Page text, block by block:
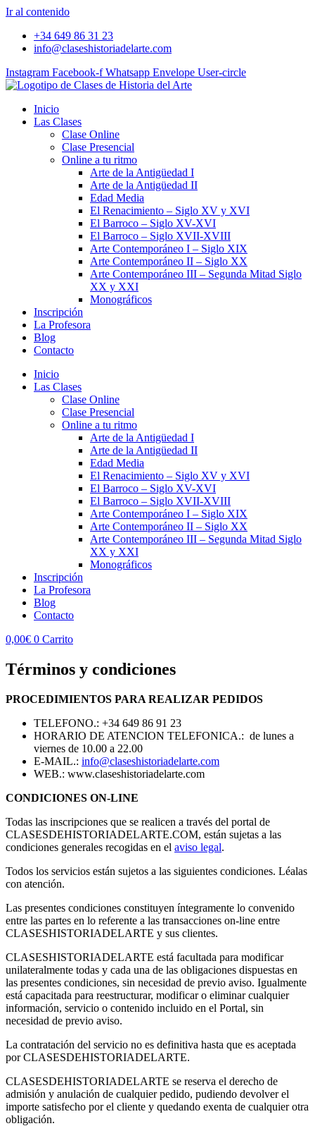
Ir al contenido
+34 649 86 31 23
info@claseshistoriadelarte.com
Instagram Facebook-f Whatsapp Envelope User-circle
Inicio
Las Clases
Clase Online
Clase Presencial
Online a tu ritmo
Arte de la Antigüedad I
Arte de la Antigüedad II
Edad Media
El Renacimiento – Siglo XV y XVI
El Barroco – Siglo XV-XVI
El Barroco – Siglo XVII-XVIII
Arte Contemporáneo I – Siglo XIX
Arte Contemporáneo II – Siglo XX
Arte Contemporáneo III – Segunda Mitad Siglo
XX y XXI
Monográficos
Inscripción
La Profesora
Blog
Contacto
Inicio
Las Clases
Clase Online
Clase Presencial
Online a tu ritmo
Arte de la Antigüedad I
Arte de la Antigüedad II
Edad Media
El Renacimiento – Siglo XV y XVI
El Barroco – Siglo XV-XVI
El Barroco – Siglo XVII-XVIII
Arte Contemporáneo I – Siglo XIX
Arte Contemporáneo II – Siglo XX
Arte Contemporáneo III – Segunda Mitad Siglo
XX y XXI
Monográficos
Inscripción
La Profesora
Blog
Contacto
0,00€ 0 Carrito
Términos y condiciones
PROCEDIMIENTOS PARA REALIZAR PEDIDOS
TELEFONO.: +34 649 86 91 23
HORARIO DE ATENCION TELEFONICA.: de lunes a
viernes de 10.00 a 22.00
E-MAIL.: info@claseshistoriadelarte.com
WEB.: www.claseshistoriadelarte.com
CONDICIONES ON-LINE
Todas las inscripciones que se realicen a través del portal de
CLASESDEHISTORIADELARTE.COM, están sujetas a las
condiciones generales recogidas en el aviso legal.
Todos los servicios están sujetos a las siguientes condiciones. Léalas
con atención.
Las presentes condiciones constituyen íntegramente lo convenido
entre las partes en lo referente a las transacciones on-line entre
CLASESHISTORIADELARTE y sus clientes.
CLASESHISTORIADELARTE está facultada para modificar
unilateralmente todas y cada una de las obligaciones dispuestas en
las presentes condiciones, sin necesidad de previo aviso. Igualmente
está capacitada para reestructurar, modificar o eliminar cualquier
información, servicio o contenido incluido en el Portal, sin
necesidad de previo aviso.
La contratación del servicio no es definitiva hasta que es aceptada
por CLASESDEHISTORIADELARTE.
CLASESDEHISTORIADELARTE se reserva el derecho de
admisión y anulación de cualquier pedido, pudiendo devolver el
importe satisfecho por el cliente y quedando exenta de cualquier otra
obligación.